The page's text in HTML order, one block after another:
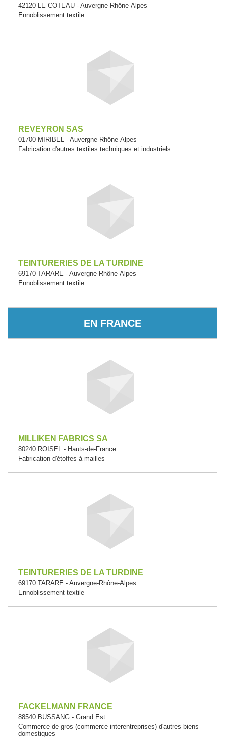
42120 LE COTEAU - Auvergne-Rhône-Alpes
Ennoblissement textile
REVEYRON SAS
01700 MIRIBEL - Auvergne-Rhône-Alpes
Fabrication d'autres textiles techniques et industriels
TEINTURERIES DE LA TURDINE
69170 TARARE - Auvergne-Rhône-Alpes
Ennoblissement textile
EN FRANCE
MILLIKEN FABRICS SA
80240 ROISEL - Hauts-de-France
Fabrication d'étoffes à mailles
TEINTURERIES DE LA TURDINE
69170 TARARE - Auvergne-Rhône-Alpes
Ennoblissement textile
FACKELMANN FRANCE
88540 BUSSANG - Grand Est
Commerce de gros (commerce interentreprises) d'autres biens
domestiques